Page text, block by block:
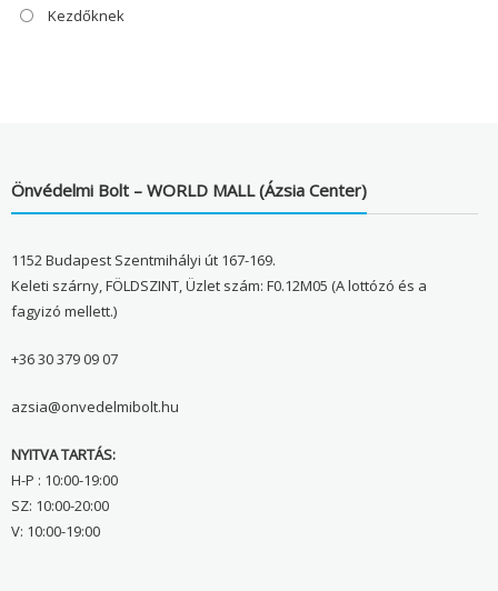
Kezdőknek
Önvédelmi Bolt – WORLD MALL (Ázsia Center)
1152 Budapest Szentmihályi út 167-169.
Keleti szárny, FÖLDSZINT, Üzlet szám: F0.12M05 (A lottózó és a
fagyizó mellett.)
+36 30 379 09 07
azsia@onvedelmibolt.hu
NYITVA TARTÁS:
H-P : 10:00-19:00
SZ: 10:00-20:00
V: 10:00-19:00